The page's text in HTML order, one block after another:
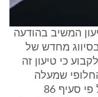
המשיב בהודעה
מחדש של
כי טיעון זה
שמעלה
המשיב בדבר מלאכותיות העסקה על פי סעיף 86